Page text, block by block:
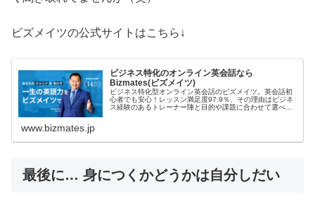
ビズメイツの公式サイトはこちら↓
ビジネス特化のオンライン英会話なら
Bizmates(ビズメイツ)
ビジネス特化型オンライン英会話のビズメイツ。英会話初
心者でも安心！レッスン満足度97.9％、その理由はビジネ
ス経験のあるトレーナー陣と目的や課題に合わせて選べる
www.bizmates.jp
最後に… 身につくかどうかは自分しだい